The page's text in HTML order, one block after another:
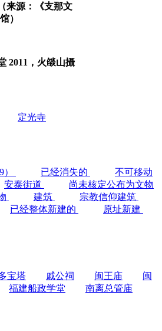
来源：《支那文
）
2011，火燄山攝
定光寺
） 已经消失的
不可移动
安泰街道
尚未核定公布为文物
建筑
宗教信仰建筑
已经整体新建的
原址新建
宝塔 戚公祠 闽王庙
闽
福建船政学堂 南离总管庙